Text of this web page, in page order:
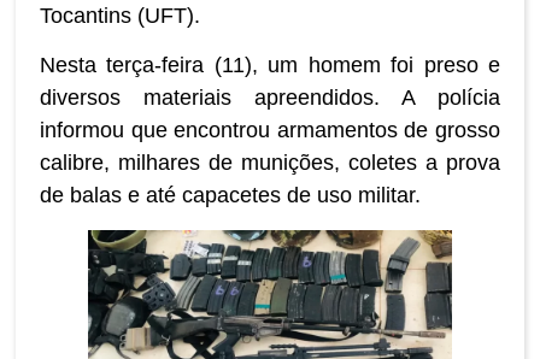
Tocantins (UFT).
Nesta terça-feira (11), um homem foi preso e
diversos materiais apreendidos. A polícia
informou que encontrou armamentos de grosso
calibre, milhares de munições, coletes a prova
de balas e até capacetes de uso militar.